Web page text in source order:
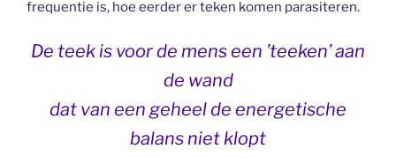
frequentie is, hoe eerder er teken komen parasiteren.
De teek is voor de mens een ’teeken’ aan
de wand
dat van een geheel de energetische
balans niet klopt